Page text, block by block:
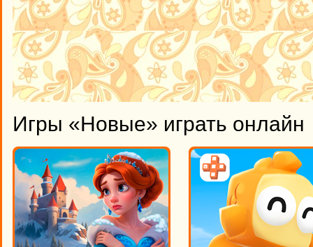
Игры «Новые» играть онлайн